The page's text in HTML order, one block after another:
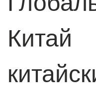
Китай